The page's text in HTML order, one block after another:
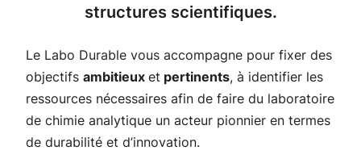
structures scientifiques.
Le Labo Durable vous accompagne pour fixer des
objectifs ambitieux et pertinents, à identifier les
ressources nécessaires afin de faire du laboratoire
de chimie analytique un acteur pionnier en termes
de durabilité et d’innovation.